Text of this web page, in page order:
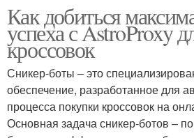
Как добиться
успеха с AstroProxy
кроссовок
Сникер-боты – это
обеспечение, разработанное для
процесса покупки кроссовок на
Основная задача сникер-ботов –